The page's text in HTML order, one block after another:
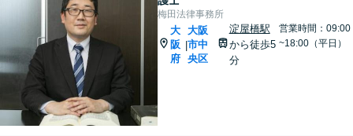
梅田法律事務所
大
阪
府
|
大阪
市中
央区
淀屋橋駅
から徒歩5
分
営業時間：09:00
~18:00（平日）